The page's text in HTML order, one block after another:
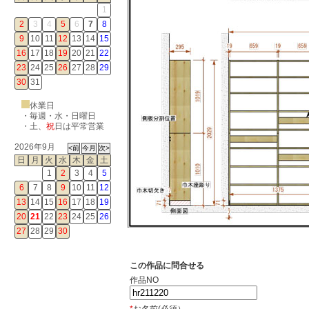
1
2
3 4 5 6 7
8
9
10 11 12 13 14 15
16 17 18 19 20 21 22
23 24 25 26 27 28 29
30 31
休業日
・毎週・水・日曜日
・ 土、 祝日は平常営業
2026年9月
日
月 火 水 木 金
土
1
2 3 4
5
6
7 8 9 10 11 12
13 14 15 16 17 18 19
20 21 22 23 24 25 26
27 28 29 30
この作品に問合せる
作品NO